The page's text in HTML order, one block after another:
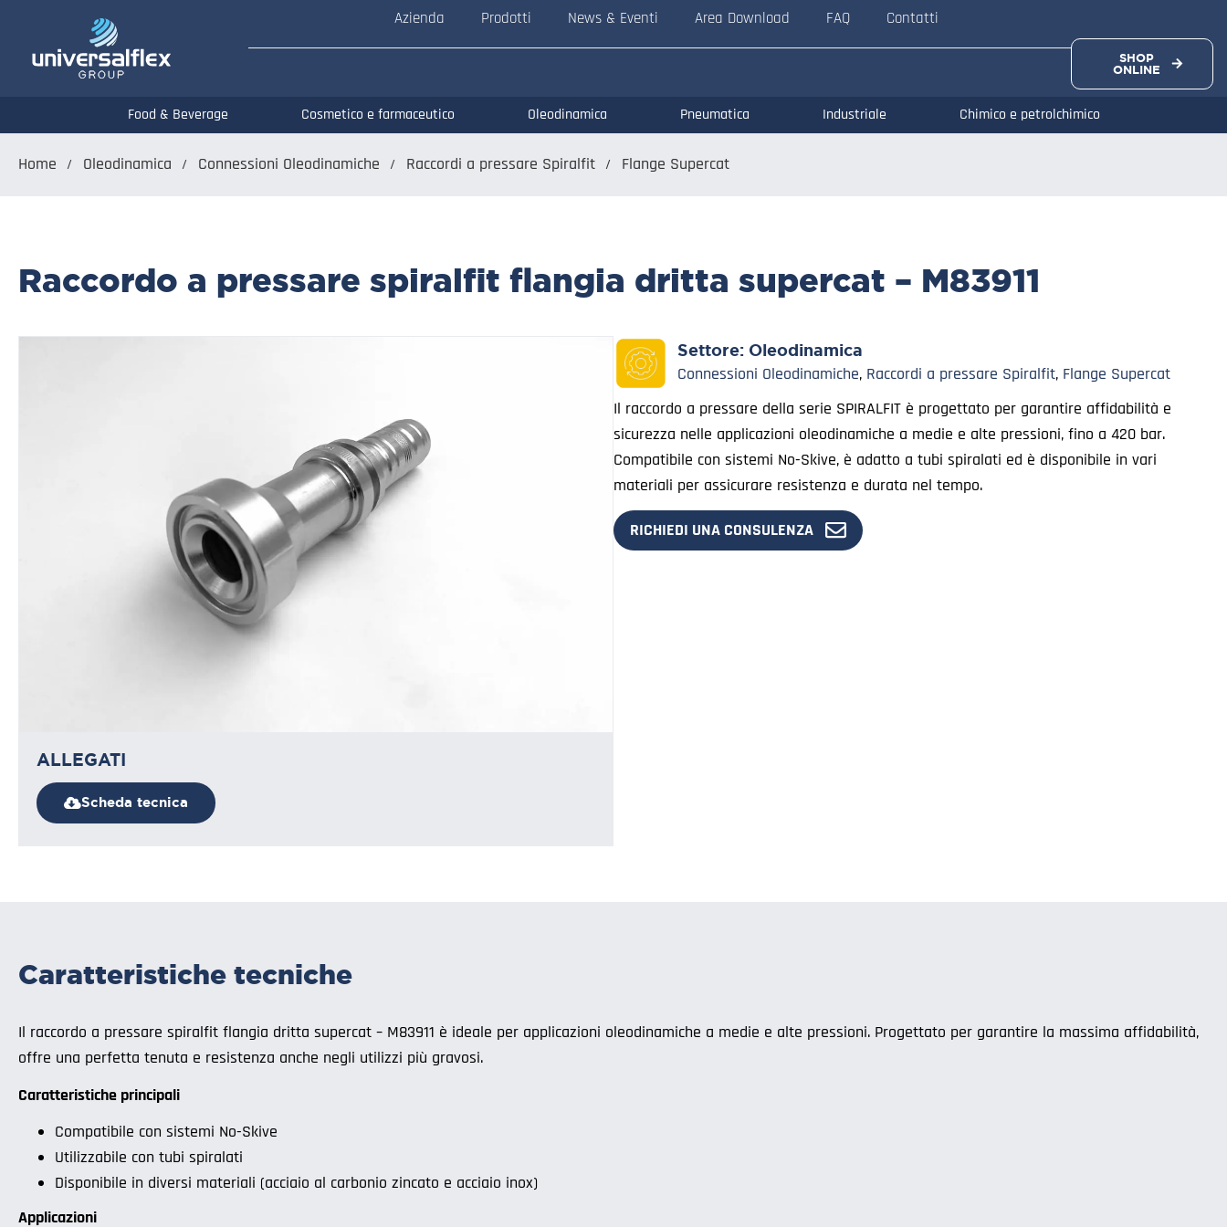
Azienda Prodotti News & Eventi Area Download FAQ Contatti
SHOP
ONLINE
Food & Beverage Cosmetico e farmaceutico Oleodinamica Pneumatica Industriale Chimico e petrolchimico
Home Oleodinamica Connessioni Oleodinamiche Raccordi a pressare Spiralfit Flange Supercat
Raccordo a pressare spiralfit flangia dritta supercat – M83911
ALLEGATI
Scheda tecnica
Settore: Oleodinamica
Connessioni Oleodinamiche, Raccordi a pressare Spiralfit, Flange Supercat
Il raccordo a pressare della serie SPIRALFIT è progettato per garantire affidabilità e
sicurezza nelle applicazioni oleodinamiche a medie e alte pressioni, fino a 420 bar.
Compatibile con sistemi No-Skive, è adatto a tubi spiralati ed è disponibile in vari
materiali per assicurare resistenza e durata nel tempo.
RICHIEDI UNA CONSULENZA
Caratteristiche tecniche
Il raccordo a pressare spiralfit flangia dritta supercat – M83911 è ideale per applicazioni oleodinamiche a medie e alte pressioni. Progettato per garantire la massima affidabilità,
offre una perfetta tenuta e resistenza anche negli utilizzi più gravosi.
Caratteristiche principali
Compatibile con sistemi No-Skive
Utilizzabile con tubi spiralati
Disponibile in diversi materiali (acciaio al carbonio zincato e acciaio inox)
Applicazioni